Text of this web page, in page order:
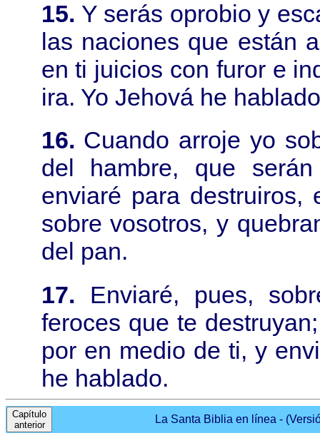
15. Y serás oprobio y
las naciones que están
en ti juicios con furor e
ira. Yo Jehová he
16. Cuando arroje yo
del hambre, que
enviaré para destruiros,
sobre vosotros, y
del pan.
17. Enviaré, pues,
feroces que te
por en medio de ti, y
he hablado.
Capítulo
anterior
La Santa Biblia en línea -